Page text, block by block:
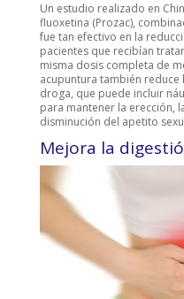
Un estudio realizado en
fluoxetina (Prozac),
fue tan efectivo en la
pacientes que recibían
misma dosis completa de
acupuntura también
droga, que puede incluir
para mantener la erección,
disminución del apetito
Mejora la